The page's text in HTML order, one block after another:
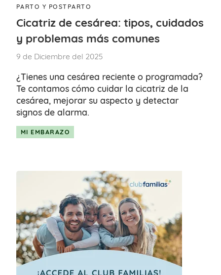
PARTO Y POSTPARTO
Cicatriz de cesárea: tipos, cuidados
y problemas más comunes
9 de Diciembre del 2025
¿Tienes una cesárea reciente o programada?
Te contamos cómo cuidar la cicatriz de la
cesárea, mejorar su aspecto y detectar
signos de alarma.
MI EMBARAZO